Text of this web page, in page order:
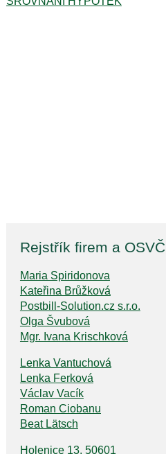
Rejstřík firem a OSVČ
Maria Spiridonova
Kateřina Brůžková
Postbill-Solution.cz s.r.o.
Olga Švubová
Mgr. Ivana Krischková
Lenka Vantuchová
Lenka Ferková
Václav Vacík
Roman Ciobanu
Beat Lätsch
Holenice 13, 50601